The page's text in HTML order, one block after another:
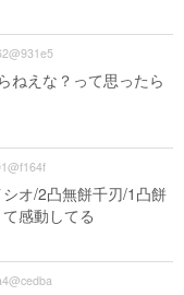
ねえな？って思ったら
オ/2凸無餅千刃/1凸餅
感動してる